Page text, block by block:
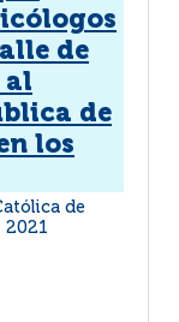
de
al
de
los
de
2021